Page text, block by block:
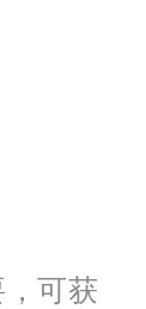
可获